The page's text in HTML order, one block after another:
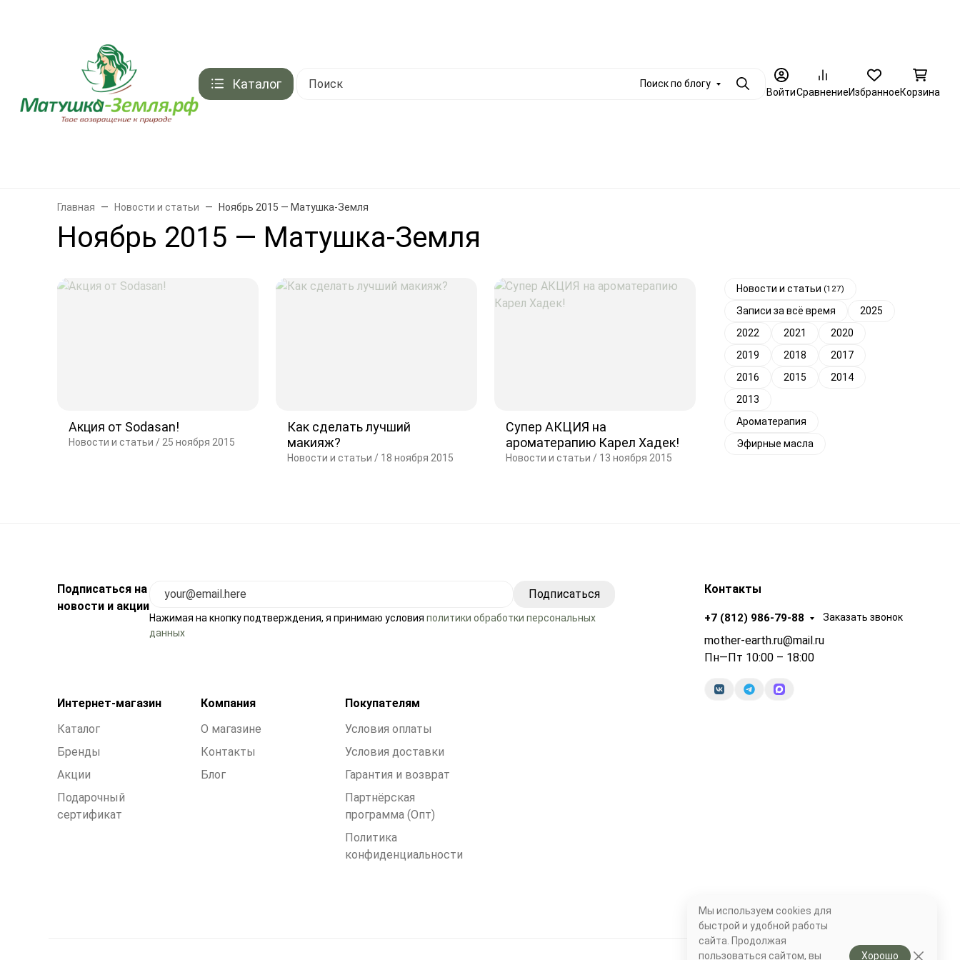
Каталог Поиск по блогу
ПоискВойтиСравнениеИзбранноеКорзина
Главная Новости и статьи Ноябрь 2015 — Матушка-Земля
Ноябрь 2015 — Матушка-Земля
Новости и статьи (127)
Записи за всё время
2025
2022
2021
2020
2019
2018
2017
2016
2015
2014
2013
Ароматерапия
Эфирные масла
Акция от Sodasan!
Новости и статьи / 25 ноября 2015
Как сделать лучший
макияж?
Новости и статьи / 18 ноября 2015
Супер АКЦИЯ на
ароматерапию Карел Хадек!
Новости и статьи / 13 ноября 2015
Подписаться на
новости и акции
Нажимая на кнопку подтверждения, я принимаю условия политики обработки персональных
данных
Интернет-магазин
Каталог
Бренды
Акции
Подарочный
сертификат
Компания
О магазине
Контакты
Блог
Покупателям
Условия оплаты
Условия доставки
Гарантия и возврат
Партнёрская
программа (Опт)
Политика
конфиденциальности
Контакты
+7 (812) 986-79-88 Заказать звонок
mother-earth.ru@mail.ru
Пн—Пт 10:00 – 18:00
Мы используем cookies для
быстрой и удобной работы
сайта. Продолжая
пользоваться сайтом, вы
Хорошо